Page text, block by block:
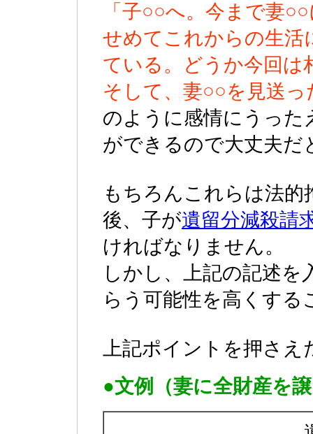
「子○○へ。今まで妻
せめてこれからの生活
ている。どうか今回は
そして、妻○○を見送
のように感情にうった
ができるので大丈夫だ
もちろんこれらは法
後、子が遺留分減殺請
ければなりません。
しかし、上記の記述
らう可能性を高くする
上記ポイントを押さえ
●文例（妻に全財産を